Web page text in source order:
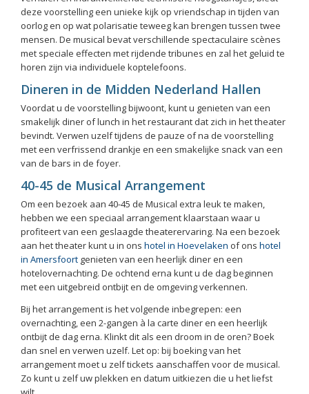
deze voorstelling een unieke kijk op vriendschap in tijden van
oorlog en op wat polarisatie teweeg kan brengen tussen twee
mensen. De musical bevat verschillende spectaculaire scènes
met speciale effecten met rijdende tribunes en zal het geluid te
horen zijn via individuele koptelefoons.
Dineren in de Midden Nederland Hallen
Voordat u de voorstelling bijwoont, kunt u genieten van een
smakelijk diner of lunch in het restaurant dat zich in het theater
bevindt. Verwen uzelf tijdens de pauze of na de voorstelling
met een verfrissend drankje en een smakelijke snack van een
van de bars in de foyer.
40-45 de Musical Arrangement
Om een bezoek aan 40-45 de Musical extra leuk te maken,
hebben we een speciaal arrangement klaarstaan waar u
profiteert van een geslaagde theaterervaring. Na een bezoek
aan het theater kunt u in ons hotel in Hoevelaken of ons hotel
in Amersfoort genieten van een heerlijk diner en een
hotelovernachting. De ochtend erna kunt u de dag beginnen
met een uitgebreid ontbijt en de omgeving verkennen.
Bij het arrangement is het volgende inbegrepen: een
overnachting, een 2-gangen à la carte diner en een heerlijk
ontbijt de dag erna. Klinkt dit als een droom in de oren? Boek
dan snel en verwen uzelf. Let op: bij boeking van het
arrangement moet u zelf tickets aanschaffen voor de musical.
Zo kunt u zelf uw plekken en datum uitkiezen die u het liefst